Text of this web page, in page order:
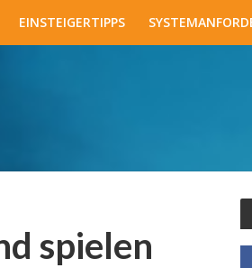
EINSTEIGERTIPPS
spielen